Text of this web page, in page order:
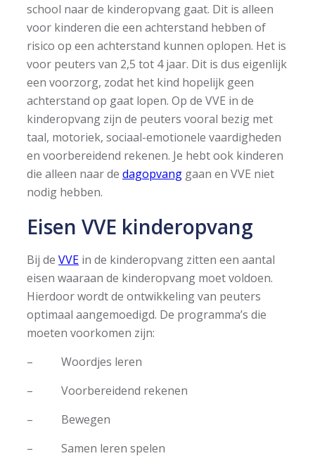
school naar de kinderopvang gaat. Dit is alleen
voor kinderen die een achterstand hebben of
risico op een achterstand kunnen oplopen. Het is
voor peuters van 2,5 tot 4 jaar. Dit is dus eigenlijk
een voorzorg, zodat het kind hopelijk geen
achterstand op gaat lopen. Op de VVE in de
kinderopvang zijn de peuters vooral bezig met
taal, motoriek, sociaal-emotionele vaardigheden
en voorbereidend rekenen. Je hebt ook kinderen
die alleen naar de dagopvang gaan en VVE niet
nodig hebben.
Eisen VVE kinderopvang
Bij de VVE in de kinderopvang zitten een aantal
eisen waaraan de kinderopvang moet voldoen.
Hierdoor wordt de ontwikkeling van peuters
optimaal aangemoedigd. De programma’s die
moeten voorkomen zijn:
– Woordjes leren
– Voorbereidend rekenen
– Bewegen
– Samen leren spelen